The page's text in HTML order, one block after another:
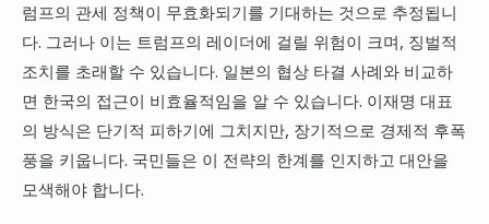
럼프의 관세 정책이 무효화되기를 기대하는 것으로 추정됩니
다. 그러나 이는 트럼프의 레이더에 걸릴 위험이 크며, 징벌적
조치를 초래할 수 있습니다. 일본의 협상 타결 사례와 비교하
면 한국의 접근이 비효율적임을 알 수 있습니다. 이재명 대표
의 방식은 단기적 피하기에 그치지만, 장기적으로 경제적 후폭
풍을 키웁니다. 국민들은 이 전략의 한계를 인지하고 대안을
모색해야 합니다.